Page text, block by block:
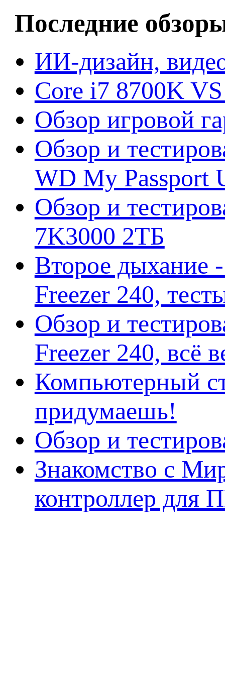
Последние
ИИ-дизайн,
Core i7 8700K
Обзор игровой
Обзор и
WD My Passport
Обзор и
7K3000 2ТБ
Второе дыхание
Freezer 240,
Обзор и
Freezer 240, всё
Компьютерный
придумаешь!
Обзор и
Знакомство с
контроллер для